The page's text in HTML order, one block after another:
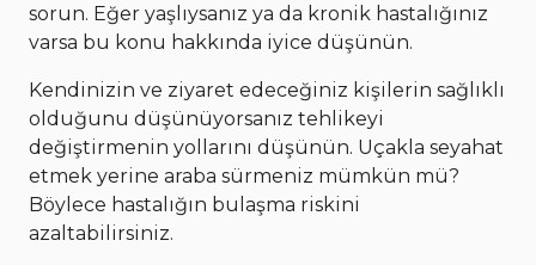
sorun. Eğer yaşlıysanız ya da kronik hastalığınız
varsa bu konu hakkında iyice düşünün.
Kendinizin ve ziyaret edeceğiniz kişilerin sağlıklı
olduğunu düşünüyorsanız tehlikeyi
değiştirmenin yollarını düşünün. Uçakla seyahat
etmek yerine araba sürmeniz mümkün mü?
Böylece hastalığın bulaşma riskini
azaltabilirsiniz.